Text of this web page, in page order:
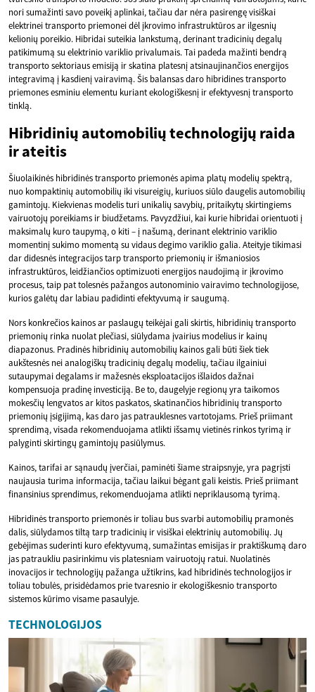
nori sumažinti savo poveikį aplinkai, tačiau dar nėra pasirengę visiškai
elektrinei transporto priemonei dėl įkrovimo infrastruktūros ar ilgesnių
kelionių poreikio. Hibridai suteikia lankstumą, derinant tradicinių degalų
patikimumą su elektrinio variklio privalumais. Tai padeda mažinti bendrą
transporto sektoriaus emisiją ir skatina platesnį atsinaujinančios energijos
integravimą į kasdienį vairavimą. Šis balansas daro hibridines transporto
priemones esminiu elementu kuriant ekologiškesnį ir efektyvesnį transporto
tinklą.
Hibridinių automobilių technologijų raida
ir ateitis
Šiuolaikinės hibridinės transporto priemonės apima platų modelių spektrą,
nuo kompaktinių automobilių iki visureigių, kuriuos siūlo daugelis automobilių
gamintojų. Kiekvienas modelis turi unikalių savybių, pritaikytų skirtingiems
vairuotojų poreikiams ir biudžetams. Pavyzdžiui, kai kurie hibridai orientuoti į
maksimalų kuro taupymą, o kiti – į našumą, derinant elektrinio variklio
momentinį sukimo momentą su vidaus degimo variklio galia. Ateityje tikimasi
dar didesnės integracijos tarp transporto priemonių ir išmaniosios
infrastruktūros, leidžiančios optimizuoti energijos naudojimą ir įkrovimo
procesus, taip pat tolesnės pažangos autonominio vairavimo technologijose,
kurios galėtų dar labiau padidinti efektyvumą ir saugumą.
Nors konkrečios kainos ar paslaugų teikėjai gali skirtis, hibridinių transporto
priemonių rinka nuolat plečiasi, siūlydama įvairius modelius ir kainų
diapazonus. Pradinės hibridinių automobilių kainos gali būti šiek tiek
aukštesnės nei analogiškų tradicinių degalų modelių, tačiau ilgainiui
sutaupymai degalams ir mažesnės eksploatacijos išlaidos dažnai
kompensuoja pradinę investiciją. Be to, daugelyje regionų yra taikomos
mokesčių lengvatos ar kitos paskatos, skatinančios hibridinių transporto
priemonių įsigijimą, kas daro jas patrauklesnes vartotojams. Prieš priimant
sprendimą, visada rekomenduojama atlikti išsamų vietinės rinkos tyrimą ir
palyginti skirtingų gamintojų pasiūlymus.
Kainos, tarifai ar sąnaudų įverčiai, paminėti šiame straipsnyje, yra pagrįsti
naujausia turima informacija, tačiau laikui bėgant gali keistis. Prieš priimant
finansinius sprendimus, rekomenduojama atlikti nepriklausomą tyrimą.
Hibridinės transporto priemonės ir toliau bus svarbi automobilių pramonės
dalis, siūlydamos tiltą tarp tradicinių ir visiškai elektrinių automobilių. Jų
gebėjimas suderinti kuro efektyvumą, sumažintas emisijas ir praktiškumą daro
jas patraukliu pasirinkimu vis platesniam vairuotojų ratui. Nuolatinės
inovacijos ir technologijų pažanga užtikrins, kad hibridinės technologijos ir
toliau tobulės, prisidėdamos prie tvaresnio ir ekologiškesnio transporto
sistemos kūrimo visame pasaulyje.
TECHNOLOGIJOS